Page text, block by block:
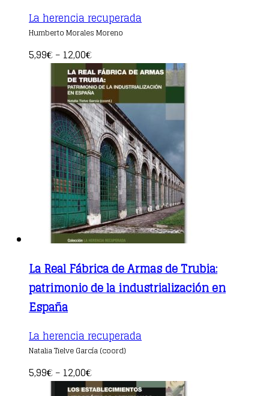
La herencia recuperadaproduct
variants.
The
options
be
chosen
on
the
product
page
Humberto Morales Moreno
5,99€ – 12,00€
La Real Fábrica de Armas de Trubia:
patrimonio de la industrialización en
España
La herencia recuperadaproduct
variants.
The
Natalia Tielve García (coord)
5,99€ – 12,00€